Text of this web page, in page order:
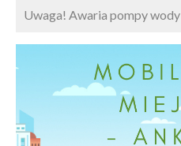
Uwaga! Awaria pompy wody